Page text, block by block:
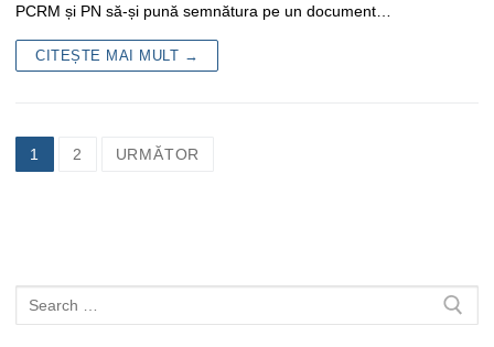
PCRM și PN să-și pună semnătura pe un document…
CITEȘTE MAI MULT →
Navigare
în
1 2 URMĂTOR
Caută
după: